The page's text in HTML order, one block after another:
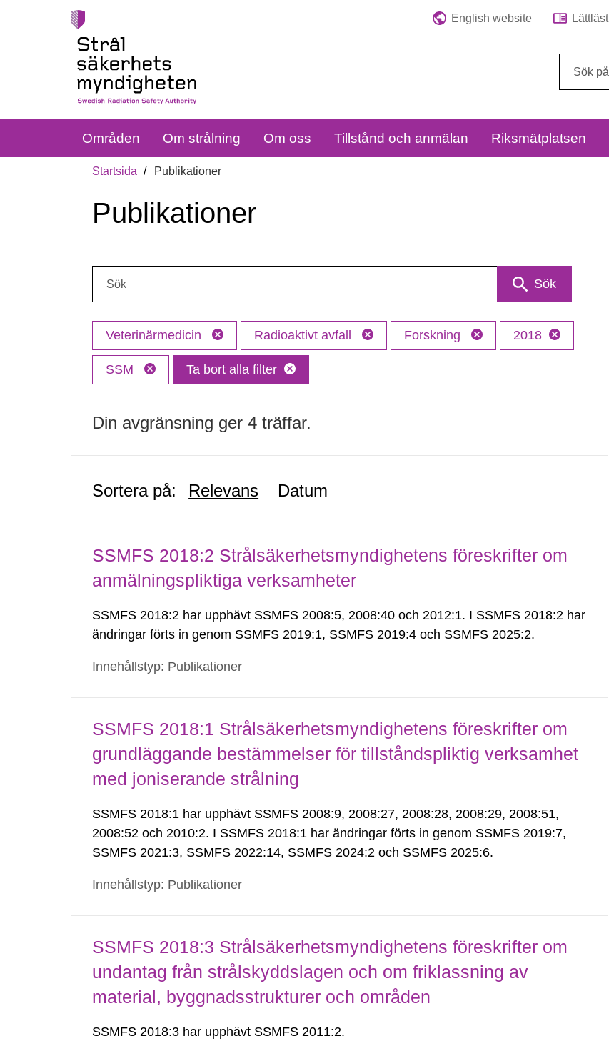
English website Lättläst
Områden Om strålning Om oss Tillstånd och anmälan Riksmätplatsen
Startsida Publikationer
Publikationer
Sök
Veterinärmedicin Radioaktivt avfall Forskning 2018
SSM Ta bort alla filter
Din avgränsning ger 4 träffar.
Sortera på: Relevans Datum
SSMFS 2018:2 Strålsäkerhetsmyndighetens föreskrifter om
anmälningspliktiga verksamheter
SSMFS 2018:2 har upphävt SSMFS 2008:5, 2008:40 och 2012:1. I SSMFS 2018:2 har
ändringar förts in genom SSMFS 2019:1, SSMFS 2019:4 och SSMFS 2025:2.
Innehållstyp: Publikationer
SSMFS 2018:1 Strålsäkerhetsmyndighetens föreskrifter om
grundläggande bestämmelser för tillståndspliktig verksamhet
med joniserande strålning
SSMFS 2018:1 har upphävt SSMFS 2008:9, 2008:27, 2008:28, 2008:29, 2008:51,
2008:52 och 2010:2. I SSMFS 2018:1 har ändringar förts in genom SSMFS 2019:7,
SSMFS 2021:3, SSMFS 2022:14, SSMFS 2024:2 och SSMFS 2025:6.
Innehållstyp: Publikationer
SSMFS 2018:3 Strålsäkerhetsmyndighetens föreskrifter om
undantag från strålskyddslagen och om friklassning av
material, byggnadsstrukturer och områden
SSMFS 2018:3 har upphävt SSMFS 2011:2.